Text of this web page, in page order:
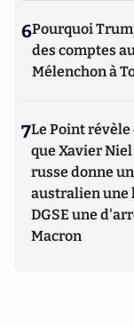
6Pourquoi
des comptes
Mélenchon à
7Le Point
que Xavier
russe donne
australien une
DGSE une
Macron